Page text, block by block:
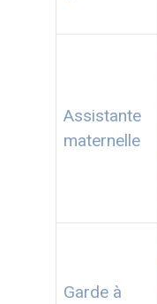
Assistante
maternelle
Garde à